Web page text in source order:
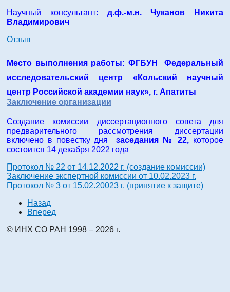
Научный консультант: д.ф.-м.н. Чуканов Никита
Владимирович
Отзыв
Место выполнения работы: ФГБУН Федеральный
исследовательский центр «Кольский научный
центр Российской академии наук», г. Апатиты
Заключение организации
Создание комиссии диссертационного совета для
предварительного рассмотрения диссертации
включено в повестку дня
заседания № 22, которое
состоится 14 декабря 2022 года
Протокол № 22 от 14.12.2022 г. (создание комиссии)
Заключение экспертной комиссии от 10.02.2023 г.
Протокол № 3 от 15.02.20023 г. (принятие к защите)
Назад
Вперед
© ИНХ СО РАН 1998 – 2026 г.